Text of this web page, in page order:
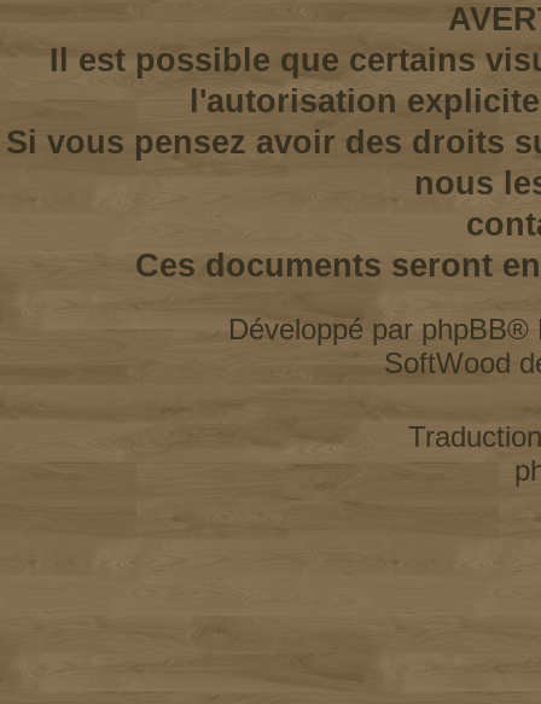
Il est possible que certains
l'autorisation
Si vous pensez avoir des droits
nous
Ces documents seront
Développé par phpBB®
SoftWood